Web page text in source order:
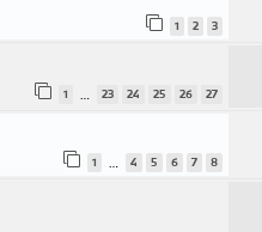
1 2 3
1 … 23 24 25 26 27
1 … 4 5 6 7 8